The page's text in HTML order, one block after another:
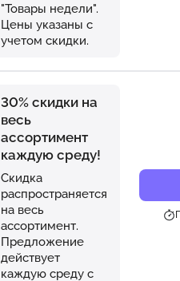
"Товары недели".
Цены указаны с
учетом скидки.
30% скидки на
весь
ассортимент
каждую среду!
Скидка
распространяется
на весь
ассортимент.
Предложение
действует
каждую среду с